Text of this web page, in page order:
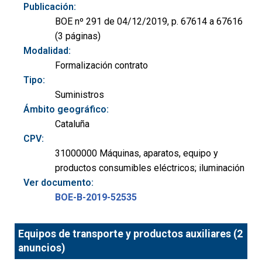
Publicación:
BOE nº 291 de 04/12/2019, p. 67614 a 67616
(3 páginas)
Modalidad:
Formalización contrato
Tipo:
Suministros
Ámbito geográfico:
Cataluña
CPV:
31000000 Máquinas, aparatos, equipo y
productos consumibles eléctricos; iluminación
Ver documento:
BOE-B-2019-52535
Equipos de transporte y productos auxiliares (2
anuncios)